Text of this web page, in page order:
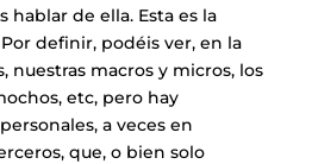
hablar de ella. Esta es la
definir, podéis ver, en la
nuestras macros y micros, los
etc, pero hay
a veces en
que, o bien solo